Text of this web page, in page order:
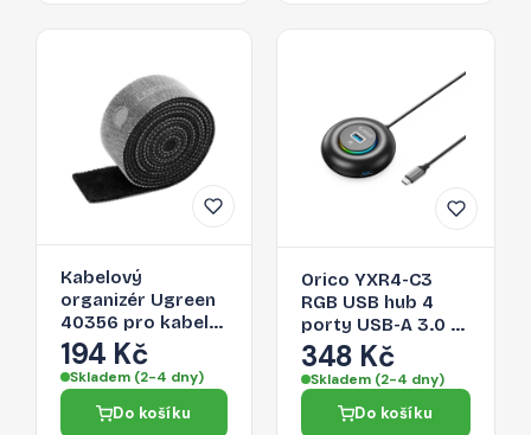
Kabelový
organizér Ugreen
40356 pro kabely
- černá
194 Kč
Skladem (2-4 dny)
Do košíku
Orico YXR4-C3
RGB USB hub 4
porty USB-A 3.0 s
audio/mikrofonním
portem 0,3 m –
černý
348 Kč
Skladem (2-4 dny)
Do košíku